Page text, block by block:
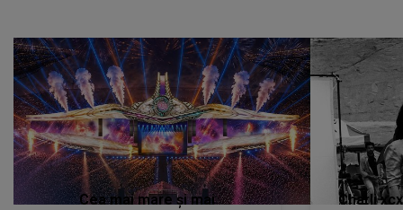
Cea mai mare și mai
Charli